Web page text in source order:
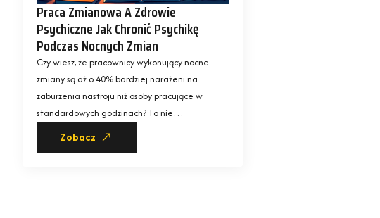
Praca Zmianowa A Zdrowie
Psychiczne Jak Chronić Psychikę
Podczas Nocnych Zmian
Czy wiesz, że pracownicy wykonujący nocne
zmiany są aż o 40% bardziej narażeni na
zaburzenia nastroju niż osoby pracujące w
standardowych godzinach? To nie…
Zobacz